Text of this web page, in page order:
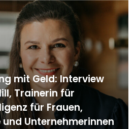
mit Geld: Interview
Trainerin für
für Frauen,
Unternehmerinnen